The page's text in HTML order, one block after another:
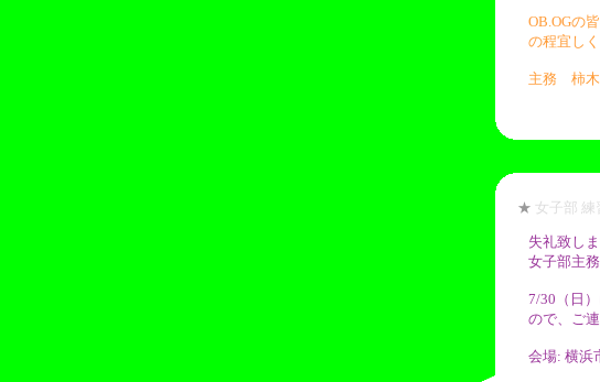
OB.OGの
の程宜し
主務 柿
★ 女子部 練
失礼致しま
女子部主
7/30（日
ので、ご
会場: 横浜